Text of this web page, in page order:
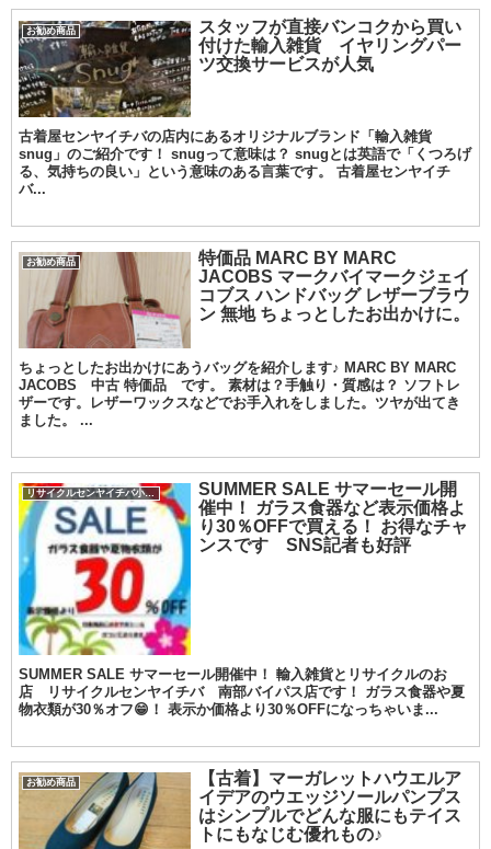
お勧め商品
スタッフが直接バンコクから買い
付けた輸入雑貨 イヤリングパー
ツ交換サービスが人気
古着屋センヤイチバの店内にあるオリジナルブランド「輸入雑貨
snug」のご紹介です！ snugって意味は？ snugとは英語で「くつろげ
る、気持ちの良い」という意味のある言葉です。 古着屋センヤイチ
バ...
お勧め商品
特価品 MARC BY MARC
JACOBS マークバイマークジェイ
コブス ハンドバッグ レザーブラウ
ン 無地 ちょっとしたお出かけに。
ちょっとしたお出かけにあうバッグを紹介します♪ MARC BY MARC
JACOBS 中古 特価品 です。 素材は？手触り・質感は？ ソフトレ
ザーです。レザーワックスなどでお手入れをしました。ツヤが出てき
ました。 ...
リサイクルセンヤイチバ小城店
SUMMER SALE サマーセール開
催中！ ガラス食器など表示価格よ
り30％OFFで買える！ お得なチャ
ンスです SNS記者も好評
SUMMER SALE サマーセール開催中！ 輸入雑貨とリサイクルのお
店 リサイクルセンヤイチバ 南部バイパス店です！ ガラス食器や夏
物衣類が30％オフ😁！ 表示か価格より30％OFFになっちゃいま...
お勧め商品
【古着】マーガレットハウエルア
イデアのウエッジソールパンプス
はシンプルでどんな服にもテイス
トにもなじむ優れもの♪